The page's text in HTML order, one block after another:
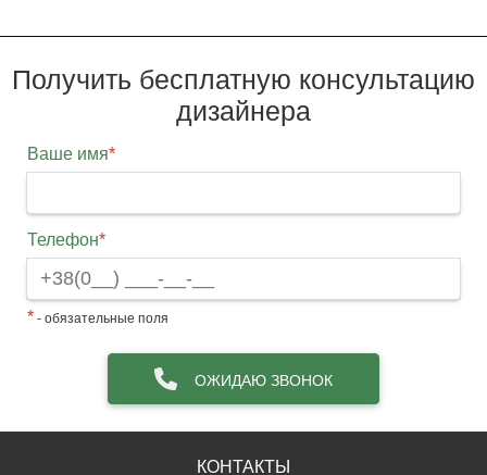
Получить бесплатную консультацию
дизайнера
Ваше имя*
Телефон*
* - обязательные поля
ОЖИДАЮ ЗВОНОК
КОНТАКТЫ